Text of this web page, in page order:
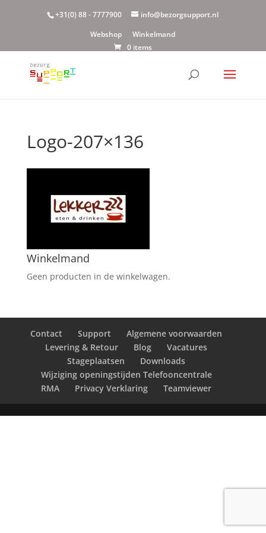
+31(0) 88 - 7777900
info@bezorgsupport.nl
Webshop
Winkelmand
0 items
Logo-207×136
Winkelmand
Geen producten in de winkelwagen.
Contact Support
Algemene voorwaarden
Levering & Retour
Blog
Vacatures
Stageplaatsen
Downloads
Wijziging openingstijden Telefooncentrale
RMA
Privacy Verklaring Teamviewer